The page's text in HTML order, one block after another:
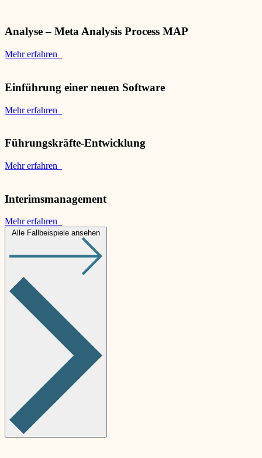
Analyse – Meta Analysis Process MAP
Mehr erfahren
Einführung einer neuen Software
Mehr erfahren
Führungskräfte-Entwicklung
Mehr erfahren
Interimsmanagement
Mehr erfahren
Alle Fallbeispiele ansehen